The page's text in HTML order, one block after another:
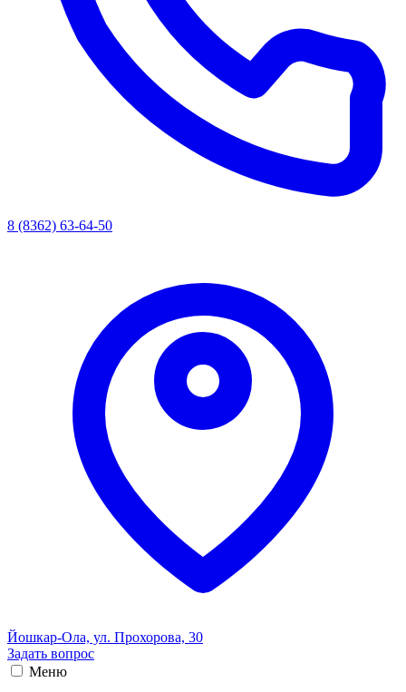
8 (8362) 63-64-50
Йошкар-Ола, ул. Прохорова, 30
Задать вопрос
Меню